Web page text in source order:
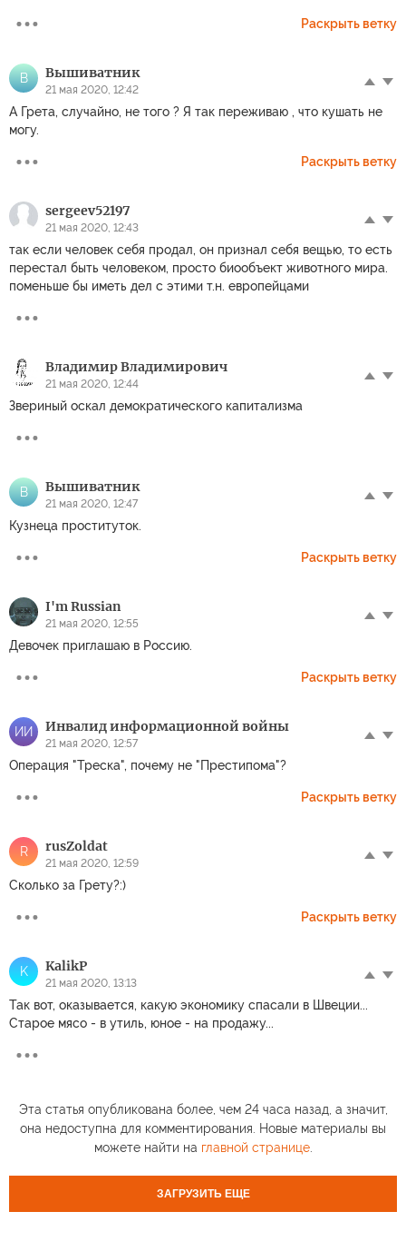
Раскрыть ветку
В Вышиватник
21 мая 2020, 12:42
А Грета, случайно, не того ? Я так переживаю , что кушать не
могу.
Раскрыть ветку
sergeev52197
21 мая 2020, 12:43
так если человек себя продал, он признал себя вещью, то есть
перестал быть человеком, просто биообъект животного мира.
поменьше бы иметь дел с этими т.н. европейцами
Владимир Владимирович
21 мая 2020, 12:44
Звериный оскал демократического капитализма
В Вышиватник
21 мая 2020, 12:47
Кузнеца проституток.
Раскрыть ветку
I'm Russian
21 мая 2020, 12:55
Девочек приглашаю в Россию.
Раскрыть ветку
ИИ Инвалид информационной войны
21 мая 2020, 12:57
Операция "Треска", почему не "Престипома"?
Раскрыть ветку
R rusZoldat
21 мая 2020, 12:59
Cколько за Грету?:)
Раскрыть ветку
K KalikP
21 мая 2020, 13:13
Так вот, оказывается, какую экономику спасали в Швеции...
Старое мясо - в утиль, юное - на продажу...
Эта статья опубликована более, чем 24 часа назад, а значит,
она недоступна для комментирования. Новые материалы вы
можете найти на главной странице.
ЗАГРУЗИТЬ ЕЩЕ